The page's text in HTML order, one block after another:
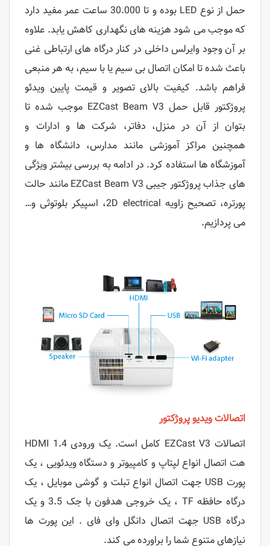
حمل از نوع LED بوده و تا 30.000 ساعت عمر مفید دارد
که موجب می شود هزینه های نگهداری کاهش یابد. علاوه
بر آن وجود وایرلس داخلی در کنار درگاه های ارتباطی غنی
باعث شده تا امکان اتصال بی سیم یا با سیم، به هر منبعی
فراهم باشد. کیفیت بالای تصویر و قیمت پایین ویدئو
پروژکتور قابل حمل EZCast Beam V3 موجب شده تا
بتوان از آن در منزل، دفاتر، شرکت ها و ادارات و
همچنین مراکز آموزشی مانند مدارس، دانشگاه ها و
آموزشگاه ها استفاده کرد. در ادامه به بررسی بیشتر ویژگی
های جذاب پروژکتور جیبی EZCast Beam V3 مانند حالت
پورتره، تصحیح زاویه 2D electrical، اسپیکر بلوتوثی و…
می پردازیم.
اتصالات ویدیو پروژکتور
اتصالات EZCast V3 کامل است. یک ورودی HDMI 1.4
هت اتصال انواع لپتاپ و کامپیوتر و دستگاه ویدئویی ، یک
پورت USB جهت اتصال انواع تبلت و گوشی موبایل ، یک
درگاه حافظه TF ، یک خروجی هدفون با جک 3.5 و یک
درگاه USB جهت اتصال دانگل وای فای . این پورت ها
نیازهای متنوع شما را براورده می کند.